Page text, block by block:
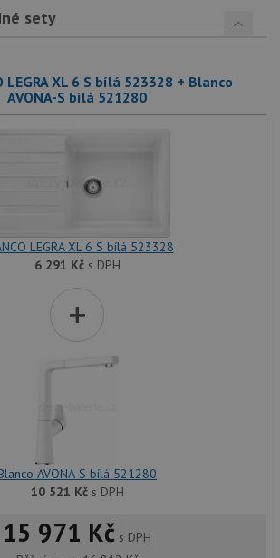
sety
LEGRA XL 6 S bílá 523328 + Blanco
AVONA-S bílá 521280
LEGRA XL 6 S bílá 523328
6 291 Kčs DPH
+
AVONA-S bílá 521280
10 521 Kčs DPH
15 971 Kč s DPH